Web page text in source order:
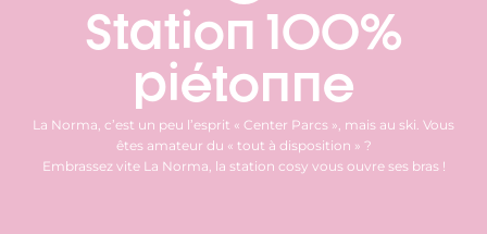
Station 100%
piétonne
La Norma, c’est un peu l’esprit « Center Parcs », mais au ski. Vous
êtes amateur du « tout à disposition » ?
Embrassez vite La Norma, la station cosy vous ouvre ses bras !